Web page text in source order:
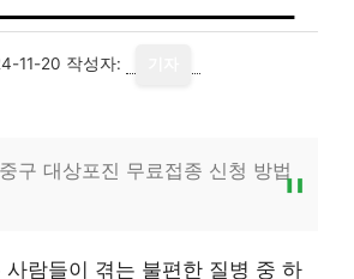
11-20 작성자:
구 대상포진 무료접종 신청 방법
람들이 겪는 불편한 질병 중 하